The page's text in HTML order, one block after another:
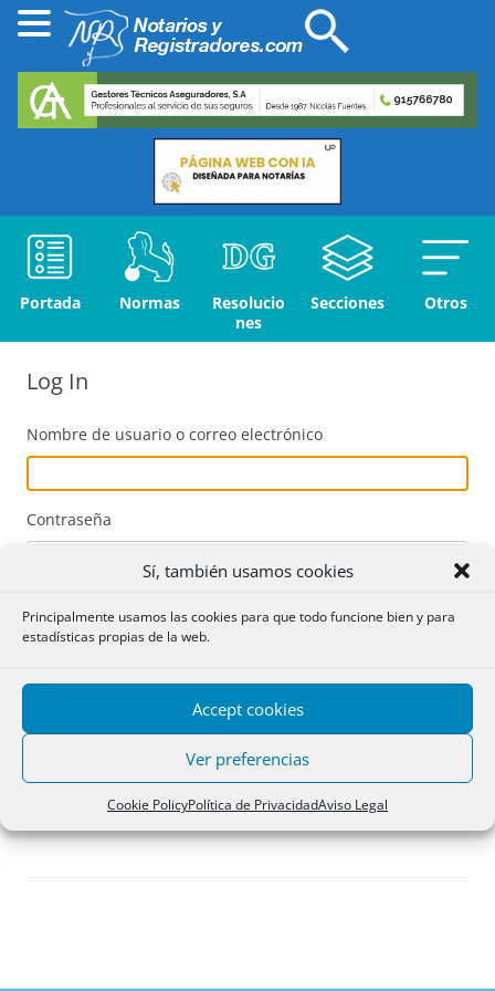
Sí, también usamos cookies
Principalmente usamos las cookies para que todo funcione bien y para
estadísticas propias de la web.
Accept cookies
Ver preferencias
Cookie PolicyPolítica de PrivacidadAviso Legal
Portada Normas
Resolucio
nes
Secciones Otros
Log In
Nombre de usuario o correo electrónico
Contraseña
Acceder
Registro
¿Has olvidado tu contraseña?